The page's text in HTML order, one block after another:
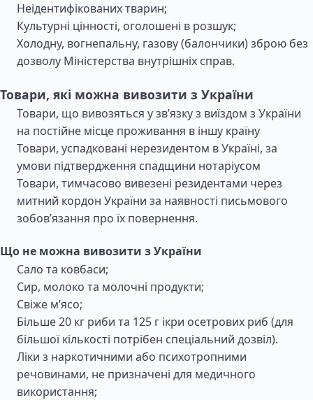
Неідентифікованих тварин;
Культурні цінності, оголошені в розшук;
Холодну, вогнепальну, газову (балончики) зброю без
дозволу Міністерства внутрішніх справ.
Товари, які можна вивозити з України
Товари, що вивозяться у зв’язку з виїздом з України
на постійне місце проживання в іншу країну
Товари, успадковані нерезидентом в Україні, за
умови підтвердження спадщини нотаріусом
Товари, тимчасово вивезені резидентами через
митний кордон України за наявності письмового
зобов’язання про їх повернення.
Що не можна вивозити з України
Сало та ковбаси;
Сир, молоко та молочні продукти;
Свіже м’ясо;
Більше 20 кг риби та 125 г ікри осетрових риб (для
більшої кількості потрібен спеціальний дозвіл).
Ліки з наркотичними або психотропними
речовинами, не призначені для медичного
використання;